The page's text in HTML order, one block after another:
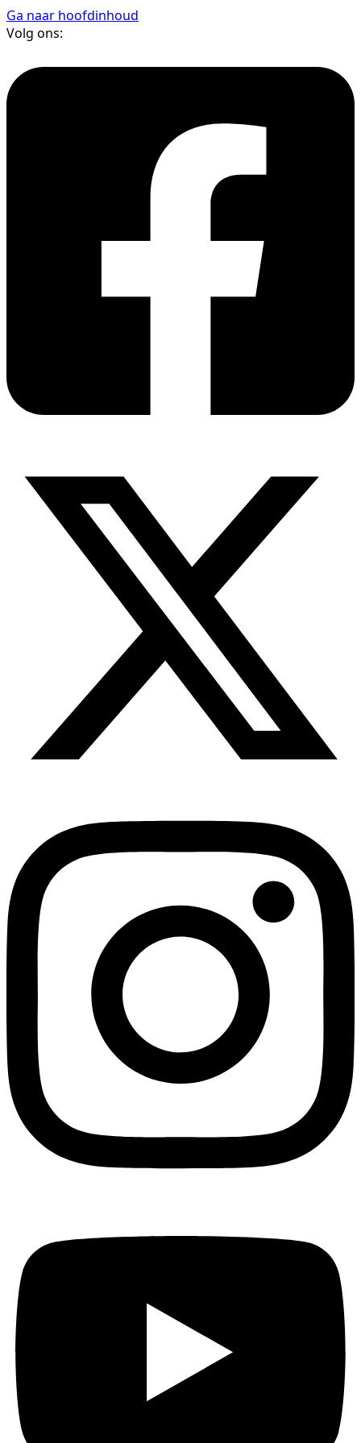
Ga naar hoofdinhoud
Volg ons: